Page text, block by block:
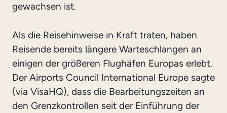
gewachsen ist.
Als die Reisehinweise in Kraft traten, haben
Reisende bereits längere Warteschlangen an
einigen der größeren Flughäfen Europas erlebt.
Der Airports Council International Europe sagte
(via VisaHQ), dass die Bearbeitungszeiten an
den Grenzkontrollen seit der Einführung der